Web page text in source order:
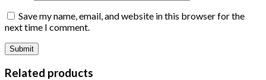
Save my name, email, and website in this browser for the
next time I comment.
Related products